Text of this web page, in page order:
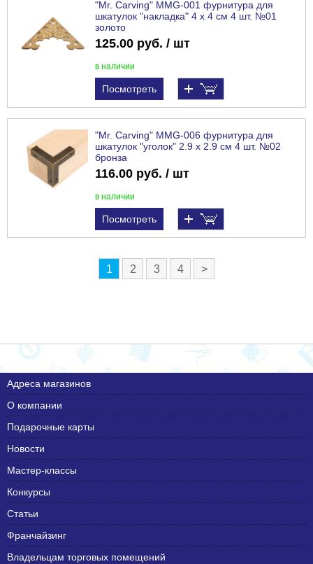
"Mr. Carving" MMG-001 фурнитура для
шкатулок "накладка" 4 x 4 см 4 шт. №01
золото
125.00 руб. / шт
в наличии
Посмотреть
"Mr. Carving" MMG-006 фурнитура для
шкатулок "уголок" 2.9 x 2.9 см 4 шт. №02
бронза
116.00 руб. / шт
в наличии
Посмотреть
1 2 3 4 >
Адреса магазинов
О компании
Подарочные карты
Новости
Мастер-классы
Конкурсы
Статьи
Франчайзинг
Владельцам торговых помещений